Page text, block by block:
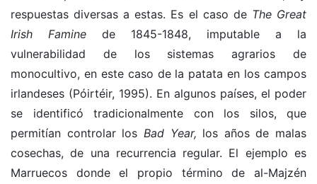
respuestas diversas a estas. Es el caso de The Great
Irish Famine de 1845-1848, imputable a la
vulnerabilidad de los sistemas agrarios de
monocultivo, en este caso de la patata en los campos
irlandeses (Póirtéir, 1995). En algunos países, el poder
se identificó tradicionalmente con los silos, que
permitían controlar los Bad Year, los años de malas
cosechas, de una recurrencia regular. El ejemplo es
Marruecos donde el propio término de al-Majzén